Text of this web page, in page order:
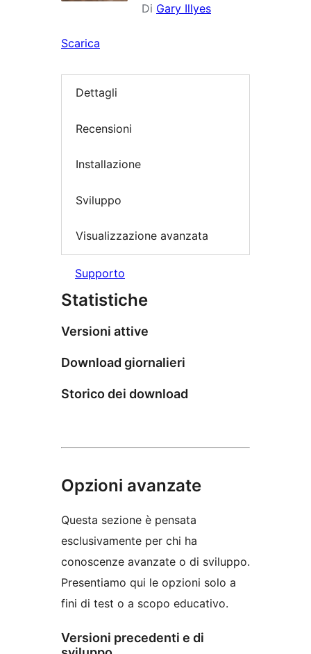
Di Gary Illyes
Scarica
Dettagli
Recensioni
Installazione
Sviluppo
Visualizzazione avanzata
Supporto
Statistiche
Versioni attive
Download giornalieri
Storico dei download
Opzioni avanzate
Questa sezione è pensata
esclusivamente per chi ha
conoscenze avanzate o di sviluppo.
Presentiamo qui le opzioni solo a
fini di test o a scopo educativo.
Versioni precedenti e di